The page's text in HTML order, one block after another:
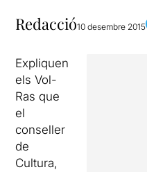
Redacció10 desembre 2015
Expliquen
els Vol-
Ras que
el
conseller
de
Cultura,